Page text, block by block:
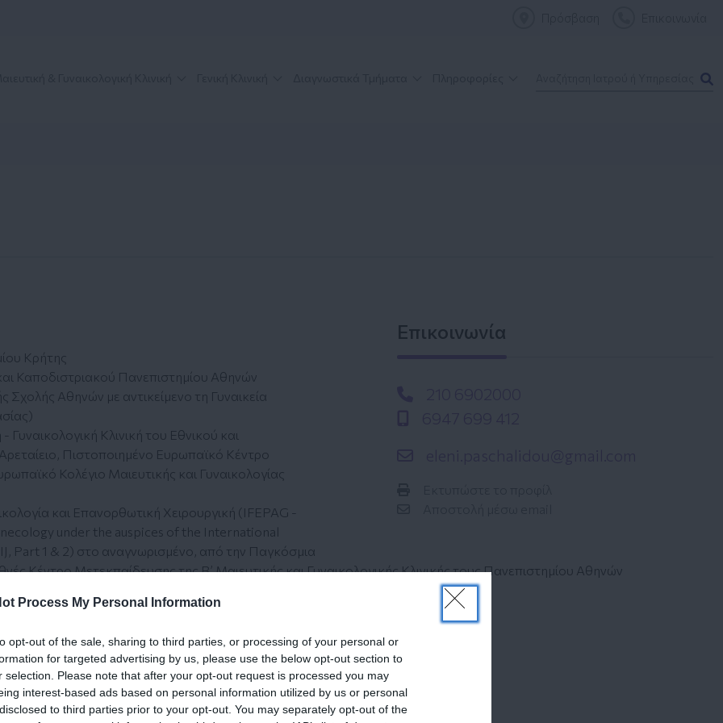
Process My Personal Information
opt-out of the sale, sharing to third parties, or processing of your personal or
for targeted advertising by us, please use the below opt-out section to
selection. Please note that after your opt-out request is processed you may
interest-based ads based on personal information utilized by us or personal
to third parties prior to your opt-out. You may separately opt-out of the
Επικοινωνία
Κρήτης
Καποδιστριακού Πανεπιστημίου Αθηνών
Αθηνών με αντικείμενο τη Γυναικεία
Γυναικολογική Κλινική του Εθνικού και
Πιστοποιημένο Ευρωπαϊκό Κέντρο
Κολέγιο Μαιευτικής και Γυναικολογίας
και Επανορθωτική Χειρουργική (IFEPAG -
under the auspices of the International
Part 1 & 2) στο αναγνωρισμένο, από την Παγκόσμια
Κέντρο Μετεκπαίδευσης της Β’ Μαιευτικής και Γυναικολογικής Κλινικής τους Πανεπιστημίου Αθηνών
ΠΕΡΙΟΔΙΚΩΝ:
Παιδικής και Εφηβικής Γυναικολογίας
Διαγνωστικών Ιατρείων Αιμοδιάγνωση MED, Δήμος Κηφισιάς